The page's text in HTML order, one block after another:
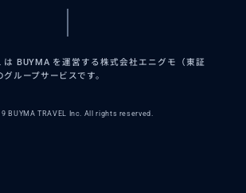
は BUYMA を運営する株式会社エニグモ（東証
ループサービスです。
BUYMA TRAVEL Inc. All rights reserved.